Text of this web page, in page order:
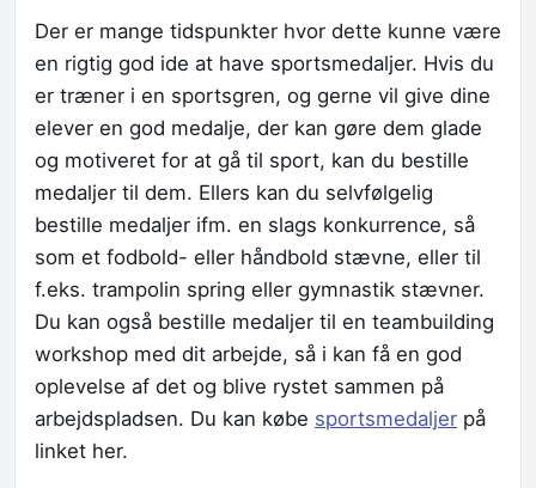
Der er mange tidspunkter hvor dette kunne være
en rigtig god ide at have sportsmedaljer. Hvis du
er træner i en sportsgren, og gerne vil give dine
elever en god medalje, der kan gøre dem glade
og motiveret for at gå til sport, kan du bestille
medaljer til dem. Ellers kan du selvfølgelig
bestille medaljer ifm. en slags konkurrence, så
som et fodbold- eller håndbold stævne, eller til
f.eks. trampolin spring eller gymnastik stævner.
Du kan også bestille medaljer til en teambuilding
workshop med dit arbejde, så i kan få en god
oplevelse af det og blive rystet sammen på
arbejdspladsen. Du kan købe sportsmedaljer på
linket her.